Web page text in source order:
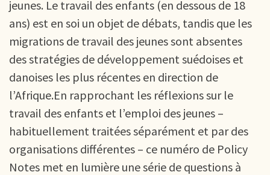
jeunes. Le travail des enfants (en dessous de 18
ans) est en soi un objet de débats, tandis que les
migrations de travail des jeunes sont absentes
des stratégies de développement suédoises et
danoises les plus récentes en direction de
l’Afrique.En rapprochant les réflexions sur le
travail des enfants et l’emploi des jeunes –
habituellement traitées séparément et par des
organisations différentes – ce numéro de Policy
Notes met en lumière une série de questions à